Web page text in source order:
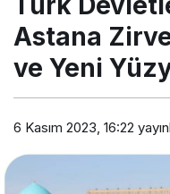
Astana
ve Yeni
6 Kasım 2023, 16:22